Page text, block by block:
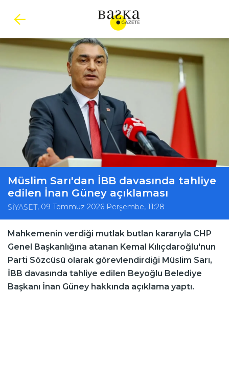
Müslim Sarı'dan İBB davasında tahliye
edilen İnan Güney açıklaması
SİYASET, 09 Temmuz 2026 Perşembe, 11:28
Mahkemenin verdiği mutlak butlan kararıyla CHP
Genel Başkanlığına atanan Kemal Kılıçdaroğlu'nun
Parti Sözcüsü olarak görevlendirdiği Müslim Sarı,
İBB davasında tahliye edilen Beyoğlu Belediye
Başkanı İnan Güney hakkında açıklama yaptı.